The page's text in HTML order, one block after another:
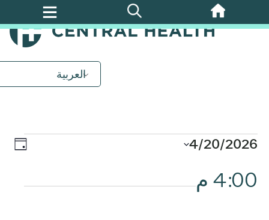
تخطي
إلى
العربية
أبريل
20,
2026
في
اليوم 4/20/2026
التاريخ.
4:00 م